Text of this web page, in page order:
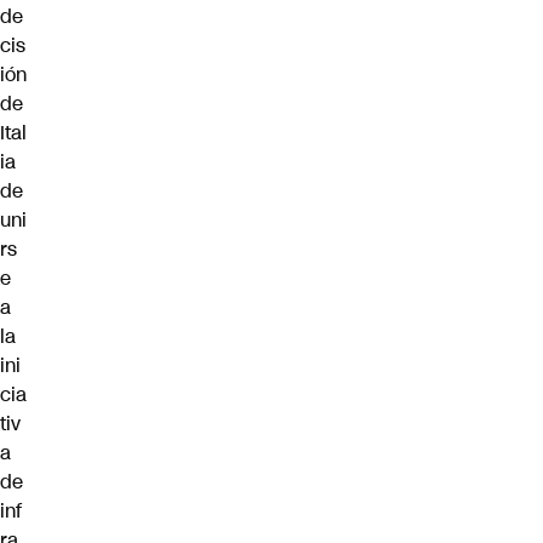
de
cis
ión
de
Ital
ia
de
uni
rs
e
a
la
ini
cia
tiv
a
de
inf